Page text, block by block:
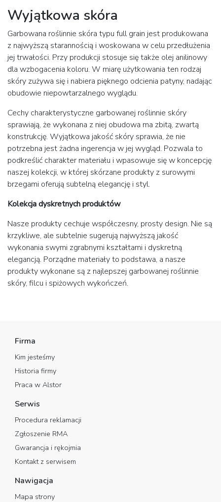
Wyjątkowa skóra
Garbowana roślinnie skóra typu full grain jest produkowana
z najwyższą starannością i woskowana w celu przedłużenia
jej trwałości. Przy produkcji stosuje się także olej anilinowy
dla wzbogacenia koloru. W miarę użytkowania ten rodzaj
skóry zużywa się i nabiera pięknego odcienia patyny, nadając
obudowie niepowtarzalnego wyglądu.
Cechy charakterystyczne garbowanej roślinnie skóry
sprawiają, że wykonana z niej obudowa ma zbitą, zwartą
konstrukcję. Wyjątkowa jakość skóry sprawia, że nie
potrzebna jest żadna ingerencja w jej wygląd. Pozwala to
podkreślić charakter materiału i wpasowuje się w koncepcję
naszej kolekcji, w której skórzane produkty z surowymi
brzegami oferują subtelną elegancję i styl.
Kolekcja dyskretnych produktów
Nasze produkty cechuje współczesny, prosty design. Nie są
krzykliwe, ale subtelnie sugerują najwyższą jakość
wykonania swymi zgrabnymi kształtami i dyskretną
elegancją. Porządne materiały to podstawa, a nasze
produkty wykonane są z najlepszej garbowanej roślinnie
skóry, filcu i spiżowych wykończeń.
Firma
Kim jesteśmy
Historia firmy
Praca w Alstor
Serwis
Procedura reklamacji
Zgłoszenie RMA
Gwarancja i rękojmia
Kontakt z serwisem
Nawigacja
Mapa strony